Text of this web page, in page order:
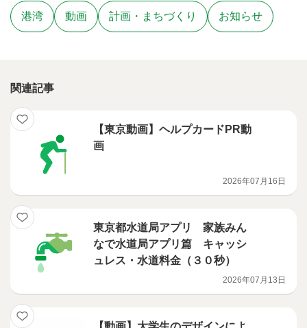
港湾 動画 計画・まちづくり お知らせ
関連記事
【東京動画】ヘルプカードPR動
画
2026年07月16日
東京都水道局アプリ 家族みん
なで水道局アプリ篇 キャッシ
ュレス・水道料金（３０秒）
2026年07月13日